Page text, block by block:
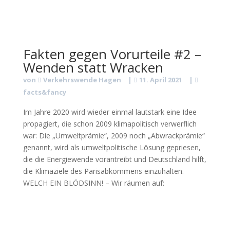
Fakten gegen Vorurteile #2 –
Wenden statt Wracken
von Verkehrswende Hagen | 11. April 2021
|
facts&fancy
Im Jahre 2020 wird wieder einmal lautstark eine Idee
propagiert, die schon 2009 klimapolitisch verwerflich
war: Die „Umweltprämie“, 2009 noch „Abwrackprämie“
genannt, wird als umweltpolitische Lösung gepriesen,
die die Energiewende vorantreibt und Deutschland hilft,
die Klimaziele des Parisabkommens einzuhalten.
WELCH EIN BLÖDSINN! – Wir räumen auf: